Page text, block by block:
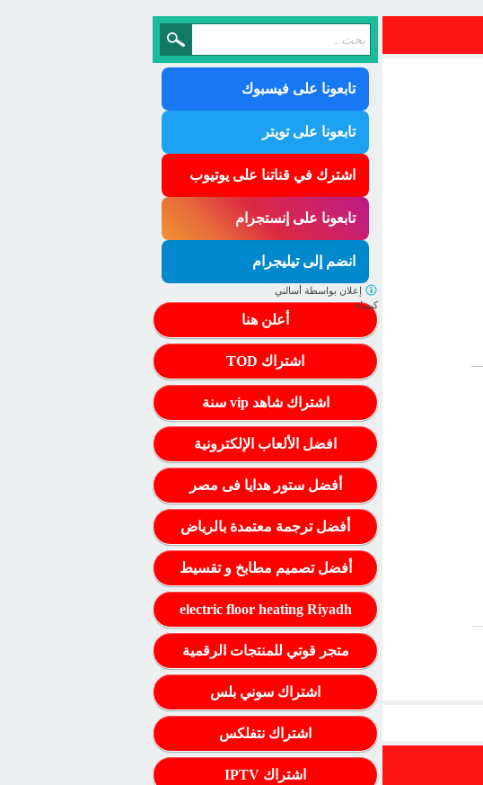
تابعونا على فيسبوك
تابعونا على تويتر
اشترك في قناتنا على يوتيوب
تابعونا على إنستجرام
انضم إلى تيليجرام
أعلن هنا
اشتراك TOD
اشتراك شاهد vip سنة
افضل الألعاب الإلكترونية
أفضل ستور هدايا فى مصر
أفضل ترجمة معتمدة بالرياض
أفضل تصميم مطابخ و تقسيط
electric floor heating Riyadh
متجر قوتي للمنتجات الرقمية
اشتراك سوني بلس
اشتراك نتفلكس
اشتراك IPTV
إعلان بواسطة أسالني
كيمياء